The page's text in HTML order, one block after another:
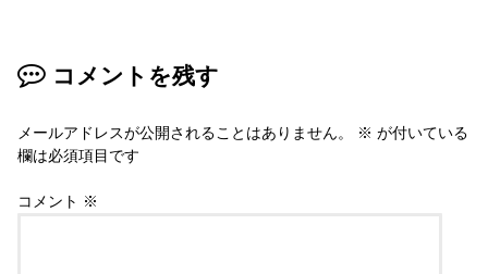
コメントを残す
メールアドレスが公開されることはありません。 ※ が付いている
欄は必須項目です
コメント ※